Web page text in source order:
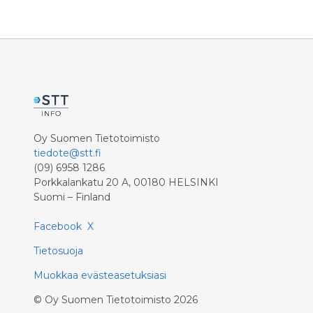
Oy Suomen Tietotoimisto
tiedote@stt.fi
(09) 6958 1286
Porkkalankatu 20 A, 00180 HELSINKI
Suomi – Finland
Facebook X
Tietosuoja
Muokkaa evästeasetuksiasi
© Oy Suomen Tietotoimisto 2026